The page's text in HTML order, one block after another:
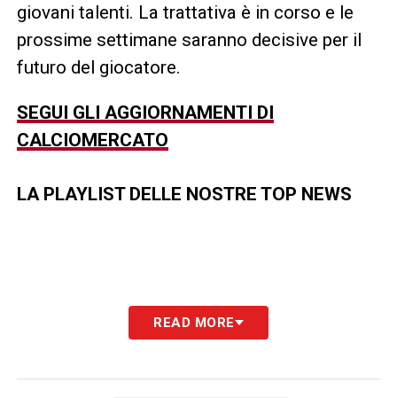
giovani talenti. La trattativa è in corso e le
prossime settimane saranno decisive per il
futuro del giocatore.
SEGUI GLI AGGIORNAMENTI DI
CALCIOMERCATO
LA PLAYLIST DELLE NOSTRE TOP NEWS
READ MORE